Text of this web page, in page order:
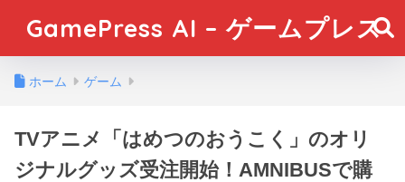
GamePress AI – ゲームプレス
ホーム ゲーム
TVアニメ「はめつのおうこく」のオリ
ジナルグッズ受注開始！AMNIBUSで購